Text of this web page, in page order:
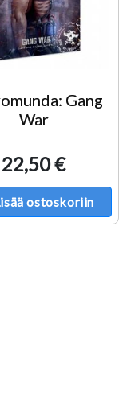
Gang
War
22,50 €
ostoskoriin